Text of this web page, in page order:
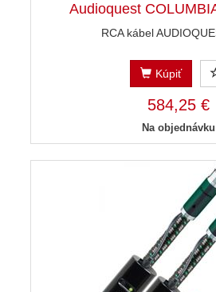
Audioquest
RCA kábel
Kúpiť
584,25 €
Na objednávku